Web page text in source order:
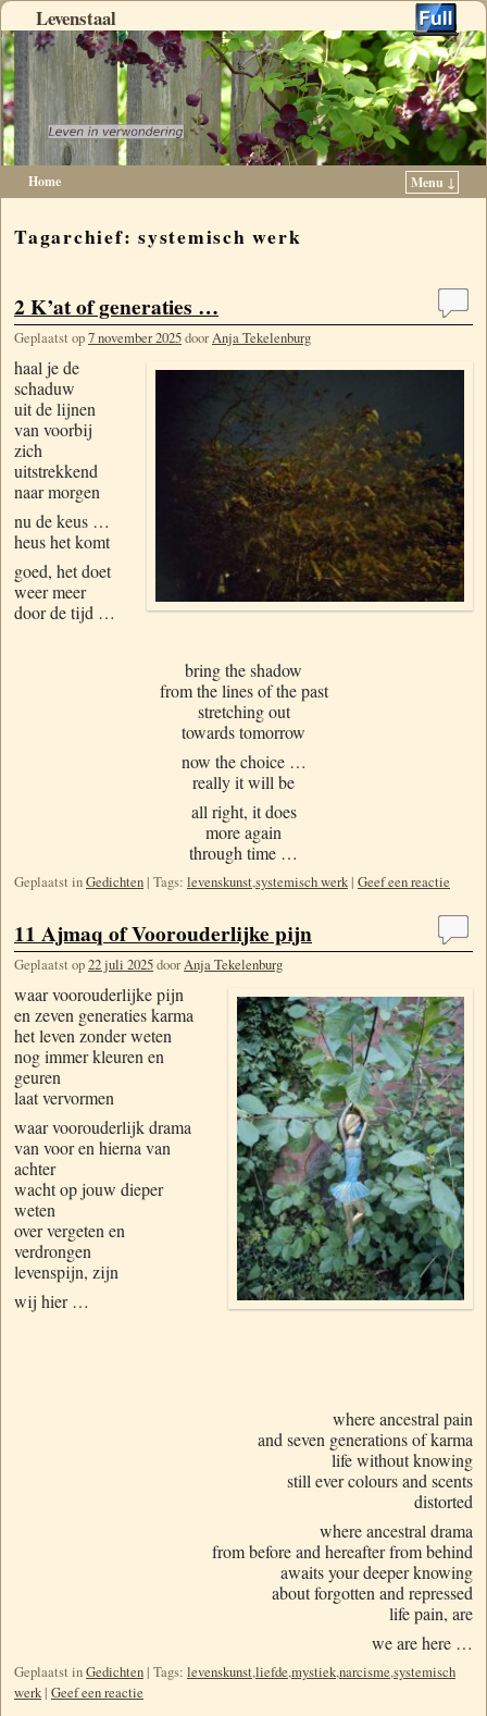
Levenstaal
Home Menu ↓
Tagarchief:systemisch werk
2 K’at of generaties …
Geplaatst op7 november 2025doorAnja Tekelenburg
haal je de
schaduw
uit de lijnen
van voorbij
zich
uitstrekkend
naar morgen
nu de keus …
heus het komt
goed, het doet
weer meer
door de tijd …
bring the shadow
from the lines of the past
stretching out
towards tomorrow
now the choice …
really it will be
all right, it does
more again
through time …
Geplaatst inGedichten | Tags: levenskunst,systemisch werk | Geef een reactie
11 Ajmaq of Voorouderlijke pijn
Geplaatst op22 juli 2025doorAnja Tekelenburg
waarvoorouderlijke pijn
en zeven generaties karma
het leven zonder weten
nog immer kleuren en
geuren
laat vervormen
waar voorouderlijk drama
van voor en hierna van
achter
wacht op jouw dieper
weten
over vergeten en
verdrongen
levenspijn, zijn
wij hier …
where ancestral pain
and seven generations of karma
life without knowing
still ever colours and scents
distorted
where ancestral drama
from before and hereafter from behind
awaits your deeper knowing
about forgotten and repressed
life pain, are
we are here …
Geplaatst inGedichten | Tags: levenskunst,liefde,mystiek,narcisme,systemisch
werk | Geef een reactie